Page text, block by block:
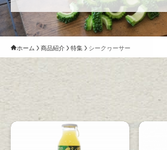
ホーム 商品紹介 特集 シークヮーサー